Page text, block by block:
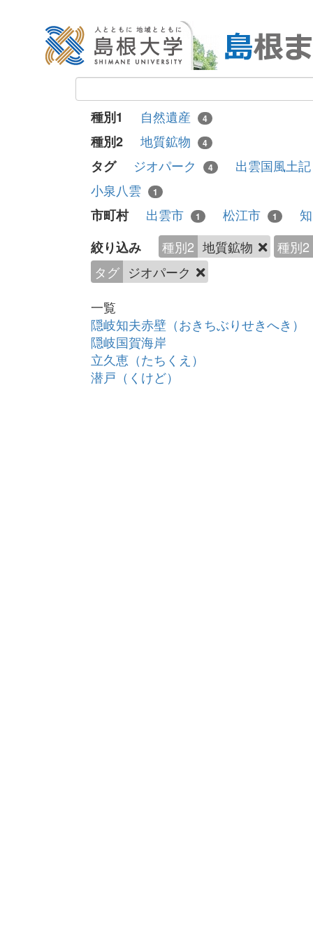
種別1 自然遺産 4
種別2 地質鉱物 4
タグ ジオパーク 4
出雲国風土
小泉八雲
1
市町村 出雲市 1 松江市 1
絞り込み
種別2 地質鉱物
種別2
タグ ジオパーク
一覧
隠岐知夫赤壁（おきちぶりせきへき）
隠岐国賀海岸
立久恵（たちくえ）
潜戸（くけど）